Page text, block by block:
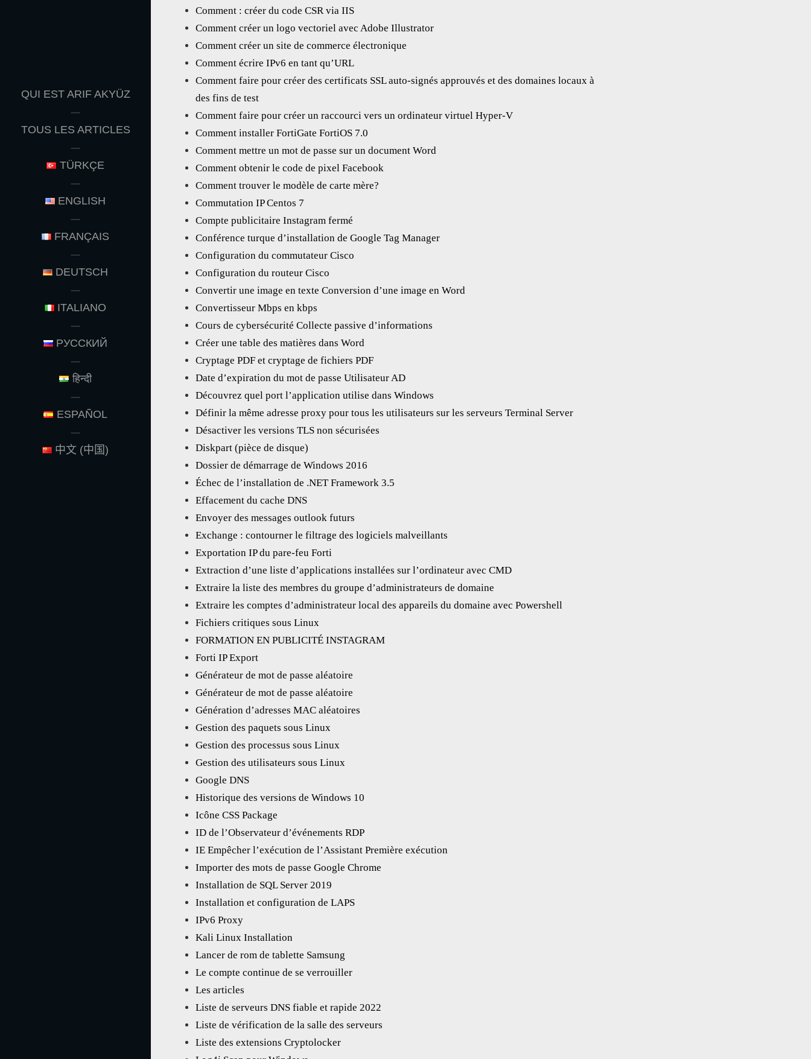
QUI EST ARIF AKYÜZ
TOUS LES ARTICLES
TÜRKÇE
ENGLISH
FRANÇAIS
DEUTSCH
ITALIANO
РУССКИЙ
हिन्दी
ESPAÑOL
中文 (中国)
Comment : créer du code CSR via IIS
Comment créer un logo vectoriel avec Adobe Illustrator
Comment créer un site de commerce électronique
Comment écrire IPv6 en tant qu’URL
Comment faire pour créer des certificats SSL auto-signés approuvés et des domaines locaux à
des fins de test
Comment faire pour créer un raccourci vers un ordinateur virtuel Hyper-V
Comment installer FortiGate FortiOS 7.0
Comment mettre un mot de passe sur un document Word
Comment obtenir le code de pixel Facebook
Comment trouver le modèle de carte mère?
Commutation IP Centos 7
Compte publicitaire Instagram fermé
Conférence turque d’installation de Google Tag Manager
Configuration du commutateur Cisco
Configuration du routeur Cisco
Convertir une image en texte Conversion d’une image en Word
Convertisseur Mbps en kbps
Cours de cybersécurité Collecte passive d’informations
Créer une table des matières dans Word
Cryptage PDF et cryptage de fichiers PDF
Date d’expiration du mot de passe Utilisateur AD
Découvrez quel port l’application utilise dans Windows
Définir la même adresse proxy pour tous les utilisateurs sur les serveurs Terminal Server
Désactiver les versions TLS non sécurisées
Diskpart (pièce de disque)
Dossier de démarrage de Windows 2016
Échec de l’installation de .NET Framework 3.5
Effacement du cache DNS
Envoyer des messages outlook futurs
Exchange : contourner le filtrage des logiciels malveillants
Exportation IP du pare-feu Forti
Extraction d’une liste d’applications installées sur l’ordinateur avec CMD
Extraire la liste des membres du groupe d’administrateurs de domaine
Extraire les comptes d’administrateur local des appareils du domaine avec Powershell
Fichiers critiques sous Linux
FORMATION EN PUBLICITÉ INSTAGRAM
Forti IP Export
Générateur de mot de passe aléatoire
Générateur de mot de passe aléatoire
Génération d’adresses MAC aléatoires
Gestion des paquets sous Linux
Gestion des processus sous Linux
Gestion des utilisateurs sous Linux
Google DNS
Historique des versions de Windows 10
Icône CSS Package
ID de l’Observateur d’événements RDP
IE Empêcher l’exécution de l’Assistant Première exécution
Importer des mots de passe Google Chrome
Installation de SQL Server 2019
Installation et configuration de LAPS
IPv6 Proxy
Kali Linux Installation
Lancer de rom de tablette Samsung
Le compte continue de se verrouiller
Les articles
Liste de serveurs DNS fiable et rapide 2022
Liste de vérification de la salle des serveurs
Liste des extensions Cryptolocker